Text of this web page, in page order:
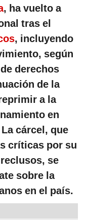
, ha vuelto a
tras el
, incluyendo
según
derechos
de la
a la
en
cárcel, que
críticas por su
se
sobre la
en el país.